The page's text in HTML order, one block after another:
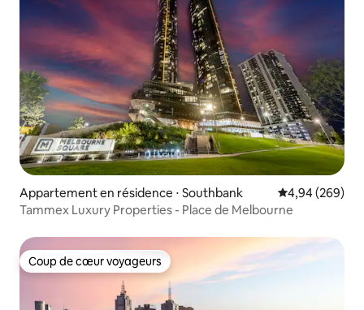
Appartement en résidence ⋅ Southbank Évaluation
4,94 (269)
Tammex Luxury Properties - Place de Melbourne
Coup de cœur voyageurs
Coup de cœur voyageurs